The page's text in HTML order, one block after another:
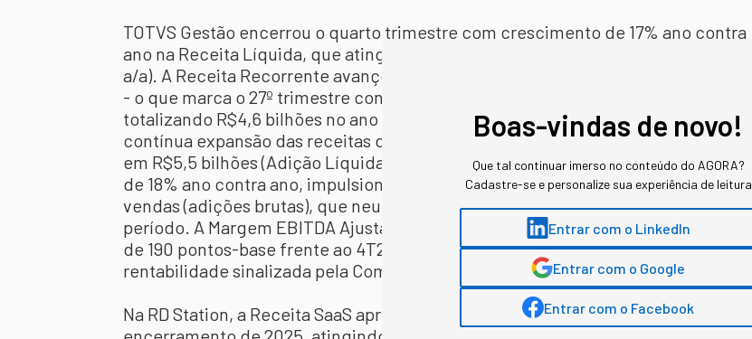
TOTVS Gestão encerrou o quarto trimestre com crescimento de 17% ano contra
ano na Receita Líquida, que atingiu R$5,1 bilhões no acumulado de 2025 (+18%
a/a). A Receita Recorrente avançou 19% a/a no 4T25, ultrapassando R$1,2 bilhão
- o que marca o 27º trimestre consecutivo de crescimento de dois dígitos - e
totalizando R$4,6 bilhões no ano de 2025 (+20% a/a), com destaque para a
contínua expansão das receitas de SaaS+Cloud (+28% a/a). O ARR encerrou 2025
em R$5,5 bilhões (Adição Líquida de R$167 milhões no trimestre), crescimento
de 18% ano contra ano, impulsionado por um novo recorde histórico de novas
vendas (adições brutas), que neutralizou a menor contribuição do IGP-M no
período. A Margem EBITDA Ajustada atingiu 28,8% no trimestre, um incremento
de 190 pontos-base frente ao 4T24, materializando a nova etapa de
rentabilidade sinalizada pela Companhia em períodos anteriores.
Na RD Station, a Receita SaaS apresentou expressiva aceleração sequencial no
Boas-vindas de novo!
Que tal continuar imerso no conteúdo do AGORA?
Cadastre-se e personalize sua experiência de leitura
Entrar com o LinkedIn
Entrar com o Google
Entrar com o Facebook